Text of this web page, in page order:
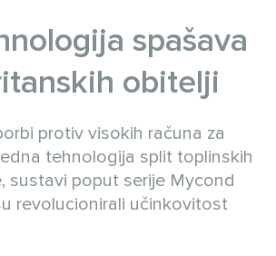
spašava
obitelji
protiv visokih računa za
tehnologija split toplinskih
sustavi poput serije Mycond
revolucionirali učinkovitost